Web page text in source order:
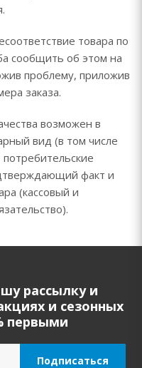
товара по
сообщить об этом на
проблему, приложив
заказа.
возможен в
вид (в том числе
факт и
(кассовый и
рассылку и
и сезонных
первыми